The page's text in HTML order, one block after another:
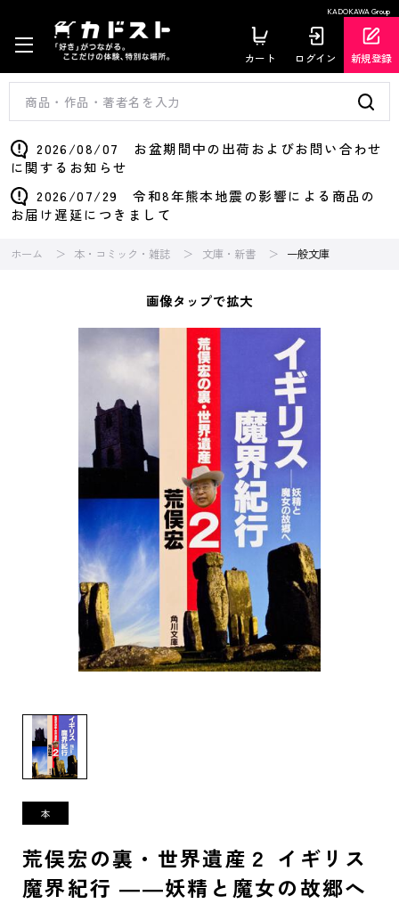
KADOKAWA Group
カート ログイン 新規登録
2026/08/07 お盆期間中の出荷およびお問い合わせ
に関するお知らせ
2026/07/29 令和8年熊本地震の影響による商品の
お届け遅延につきまして
ホーム 本・コミック・雑誌 文庫・新書 一般文庫
画像タップで拡大
荒俣宏の裏・世界遺産２ イギリス
魔界紀行 ――妖精と魔女の故郷へ